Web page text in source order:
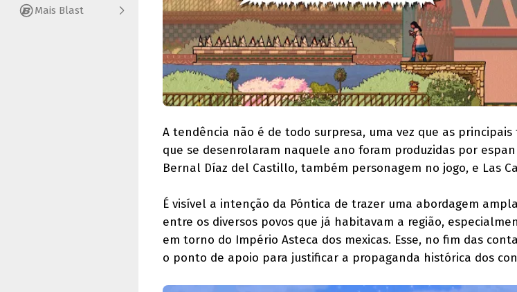
Mais Blast
A tendência não é de todo surpresa, uma vez que as
que se desenrolaram naquele ano foram produzidas por
Bernal Díaz del Castillo, também personagem no jogo, e Las
É visível a intenção da Póntica de trazer uma abordagem
entre os diversos povos que já habitavam a região,
em torno do Império Asteca dos mexicas. Esse, no fim das
o ponto de apoio para justificar a propaganda histórica dos